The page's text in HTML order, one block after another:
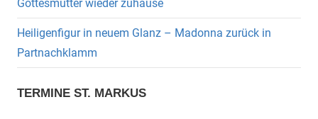
Gottesmutter wieder zuhause
Heiligenfigur in neuem Glanz – Madonna zurück in
Partnachklamm
TERMINE ST. MARKUS